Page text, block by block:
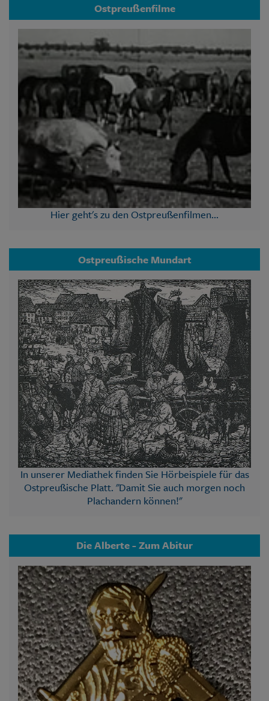
Ostpreußenfilme
Hier geht's zu den Ostpreußenfilmen...
Ostpreußische Mundart
In unserer Mediathek finden Sie Hörbeispiele für das
Ostpreußische Platt. "Damit Sie auch morgen noch
Plachandern können!"
Die Alberte - Zum Abitur